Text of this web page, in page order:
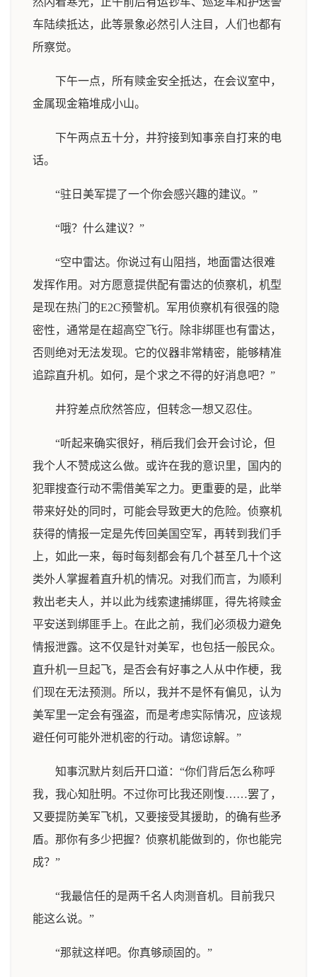
车陆续抵达，此等景象必然引人注目，人们也都有
所察觉。
下午一点，所有赎金安全抵达，在会议室中，
金属现金箱堆成小山。
下午两点五十分，井狩接到知事亲自打来的电
话。
“驻日美军提了一个你会感兴趣的建议。”
“哦？什么建议？”
“空中雷达。你说过有山阻挡，地面雷达很难
发挥作用。对方愿意提供配有雷达的侦察机，机型
是现在热门的E2C预警机。军用侦察机有很强的隐
密性，通常是在超高空飞行。除非绑匪也有雷达，
否则绝对无法发现。它的仪器非常精密，能够精准
追踪直升机。如何，是个求之不得的好消息吧？”
井狩差点欣然答应，但转念一想又忍住。
“听起来确实很好，稍后我们会开会讨论，但
我个人不赞成这么做。或许在我的意识里，国内的
犯罪搜查行动不需借美军之力。更重要的是，此举
带来好处的同时，可能会导致更大的危险。侦察机
获得的情报一定是先传回美国空军，再转到我们手
上，如此一来，每时每刻都会有几个甚至几十个这
类外人掌握着直升机的情况。对我们而言，为顺利
救出老夫人，并以此为线索逮捕绑匪，得先将赎金
平安送到绑匪手上。在此之前，我们必须极力避免
情报泄露。这不仅是针对美军，也包括一般民众。
直升机一旦起飞，是否会有好事之人从中作梗，我
们现在无法预测。所以，我并不是怀有偏见，认为
美军里一定会有强盗，而是考虑实际情况，应该规
避任何可能外泄机密的行动。请您谅解。”
知事沉默片刻后开口道：“你们背后怎么称呼
我，我心知肚明。不过你可比我还刚愎……罢了，
又要提防美军飞机，又要接受其援助，的确有些矛
盾。那你有多少把握？侦察机能做到的，你也能完
成？”
“我最信任的是两千名人肉测音机。目前我只
能这么说。”
“那就这样吧。你真够顽固的。”